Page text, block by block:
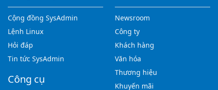
Cộng đồng SysAdmin
Lệnh Linux
Hỏi đáp
Tin tức SysAdmin
Công cụ
Newsroom
Công ty
Khách hàng
Văn hóa
Thương hiệu
Khuyến mãi